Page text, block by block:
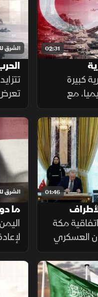
02:31
كبيرة
مع
الشرق
01:46
مكة
العسكري
بما
الشرق
ما